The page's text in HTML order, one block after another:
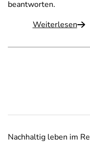
beantworten.
Weiterlesen
Nachhaltig leben im